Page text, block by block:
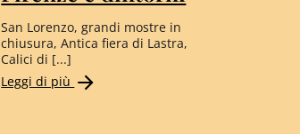
San Lorenzo, grandi mostre in
chiusura, Antica fiera di Lastra,
Calici di [...]
Leggi di più